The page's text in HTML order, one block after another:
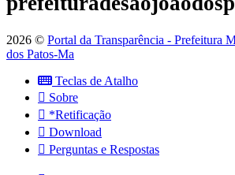
2026 © Portal da Transparência - Prefeitura
dos Patos-Ma
Teclas de Atalho
Sobre
*Retificação
Download
Perguntas e Respostas